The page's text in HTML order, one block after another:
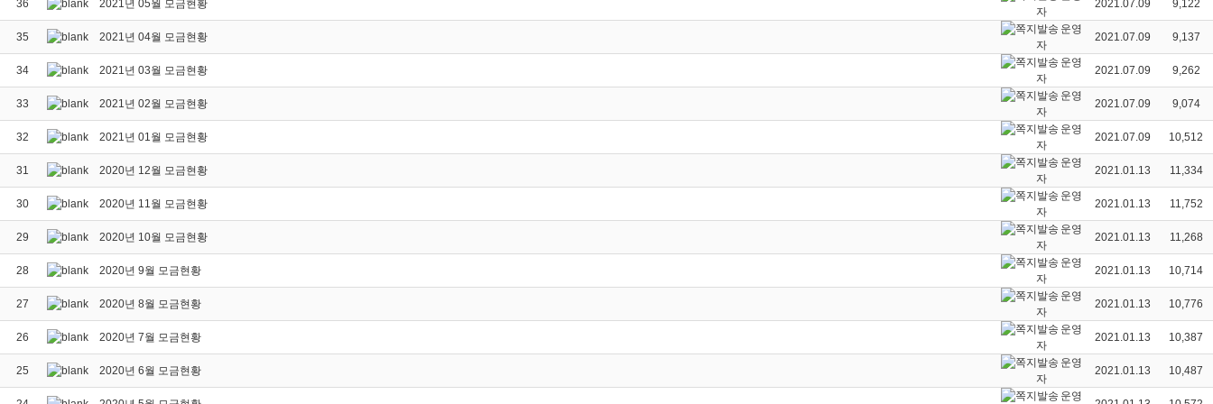
36 2021년 05월 모금현황
자
2021.07.09 9,122
35 2021년 04월 모금현황
운영
자
2021.07.09 9,137
34 2021년 03월 모금현황
운영
자
2021.07.09 9,262
33 2021년 02월 모금현황
운영
자
2021.07.09 9,074
32 2021년 01월 모금현황
운영
자
2021.07.09 10,512
31 2020년 12월 모금현황
운영
자
2021.01.13 11,334
30 2020년 11월 모금현황
운영
자
2021.01.13 11,752
29 2020년 10월 모금현황
운영
자
2021.01.13 11,268
28 2020년 9월 모금현황
운영
자
2021.01.13 10,714
27 2020년 8월 모금현황
운영
자
2021.01.13 10,776
26 2020년 7월 모금현황
운영
자
2021.01.13 10,387
25 2020년 6월 모금현황
운영
자
2021.01.13 10,487
운영